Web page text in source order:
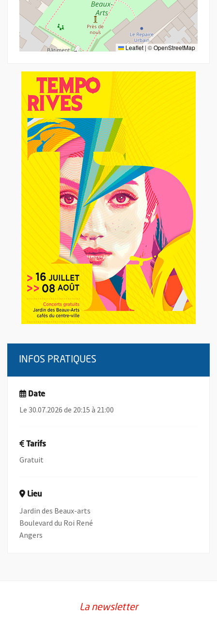
Leaflet | ©OpenStreetMap
INFOS PRATIQUES
Date
Le 30.07.2026 de 20:15 à 21:00
Tarifs
Gratuit
Lieu
Jardin des Beaux-arts
Boulevard du Roi René
Angers
La newsletter